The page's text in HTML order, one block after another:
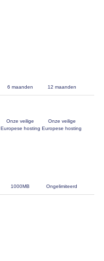
6 maanden 12 maanden
Onze veilige
Europese hosting
Onze veilige
Europese hosting
1000MB Ongelimiteerd